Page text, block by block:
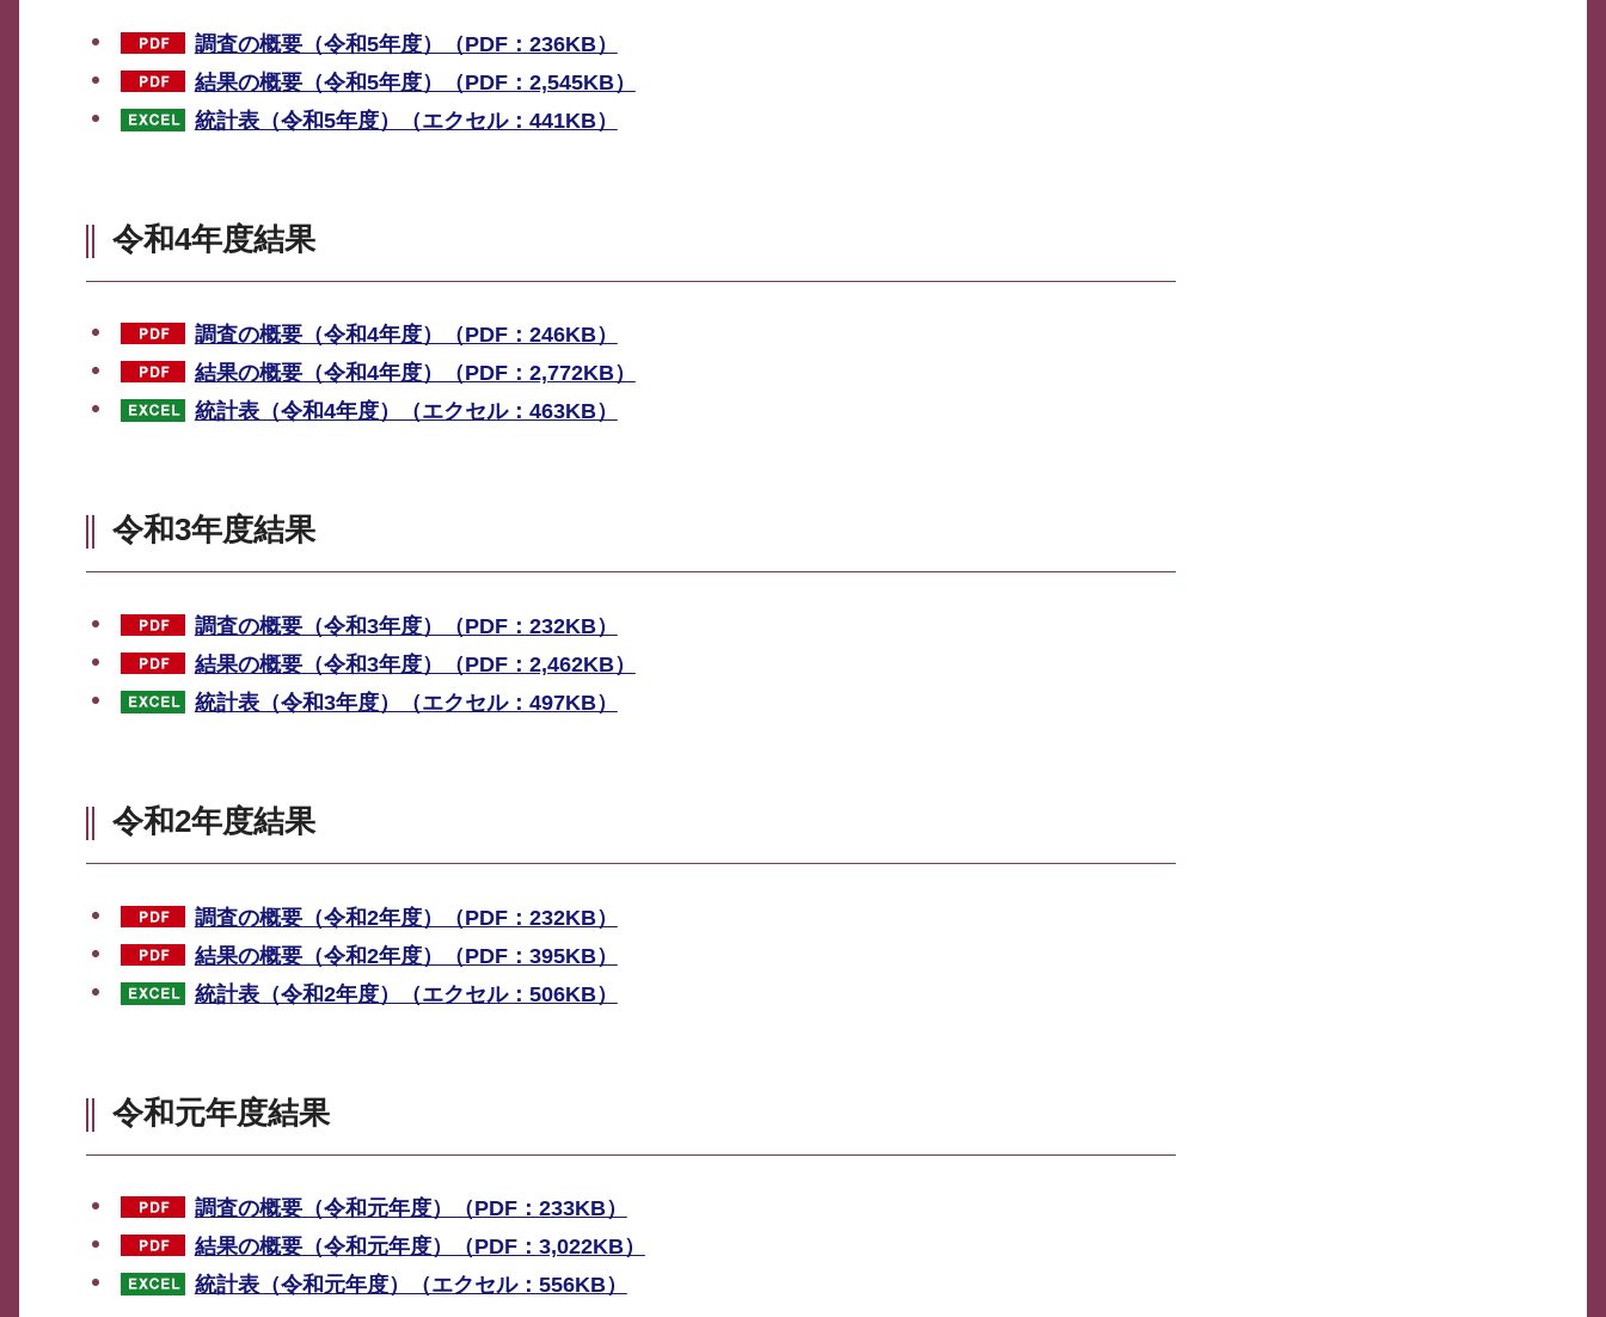
調査の概要（令和5年度）（PDF：236KB）
結果の概要（令和5年度）（PDF：2,545KB）
統計表（令和5年度）（エクセル：441KB）
令和4年度結果
調査の概要（令和4年度）（PDF：246KB）
結果の概要（令和4年度）（PDF：2,772KB）
統計表（令和4年度）（エクセル：463KB）
令和3年度結果
調査の概要（令和3年度）（PDF：232KB）
結果の概要（令和3年度）（PDF：2,462KB）
統計表（令和3年度）（エクセル：497KB）
令和2年度結果
調査の概要（令和2年度）（PDF：232KB）
結果の概要（令和2年度）（PDF：395KB）
統計表（令和2年度）（エクセル：506KB）
令和元年度結果
調査の概要（令和元年度）（PDF：233KB）
結果の概要（令和元年度）（PDF：3,022KB）
統計表（令和元年度）（エクセル：556KB）